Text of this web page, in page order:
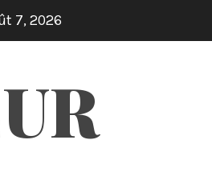
pendant 30 jours”!
7, 2026